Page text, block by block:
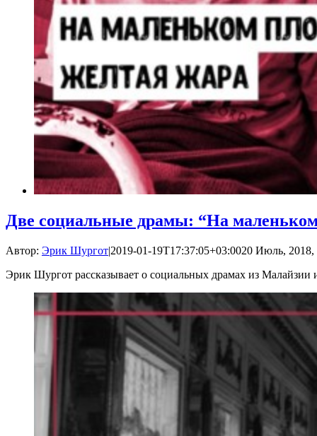
Две социальные драмы: “На
Автор: Эрик Шургот|2019-01-19T17:37:05+03:0020 Июль, 2018,
Эрик Шургот рассказывает о социальных драмах из Малайзии